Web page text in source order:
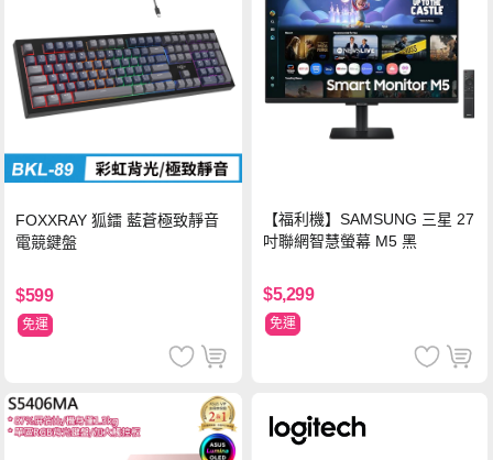
FOXXRAY 狐鐳 藍蒼極致靜音
電競鍵盤
$599
免運
【福利機】SAMSUNG 三星 27
吋聯網智慧螢幕 M5 黑
$5,299
免運